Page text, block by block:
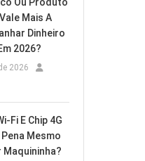
Mais A
Dinheiro
2026?
2026
E Chip 4G
Pena Mesmo
Maquininha?